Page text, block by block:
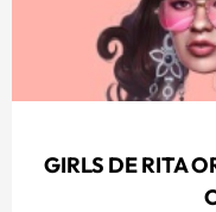
GIRLS DE RITA